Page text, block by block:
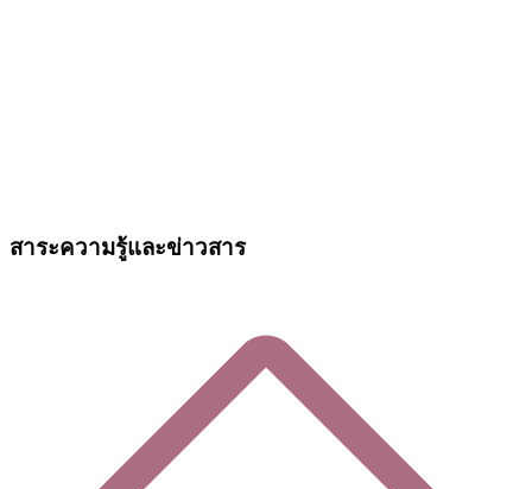
สาระความรู้และข่าวสาร